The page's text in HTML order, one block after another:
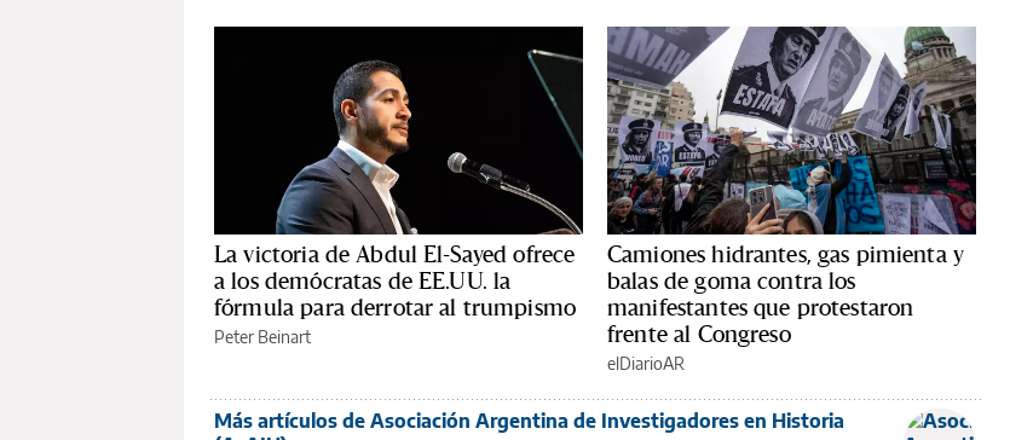
La victoria de Abdul El-Sayed ofrece
a los demócratas de EE.UU. la
fórmula para derrotar al trumpismo
Peter Beinart
Camiones hidrantes, gas pimienta y
balas de goma contra los
manifestantes que protestaron
frente al Congreso
elDiarioAR
Más artículos de Asociación Argentina de Investigadores en Historia